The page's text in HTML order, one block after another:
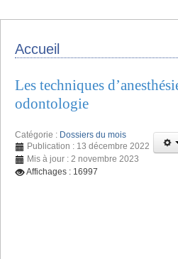
Accueil
Les techniques
odontologie
Catégorie : Dossiers du mois
Publication : 13 décembre 2022
Mis à jour : 2 novembre 2023
Affichages : 16997